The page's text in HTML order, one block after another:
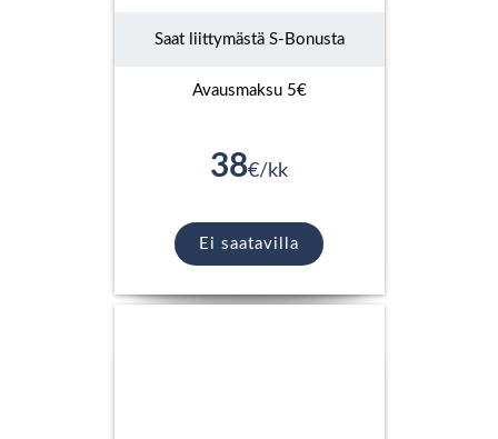
Saat liittymästä S-Bonusta
Avausmaksu 5€
38€/kk
Ei saatavilla